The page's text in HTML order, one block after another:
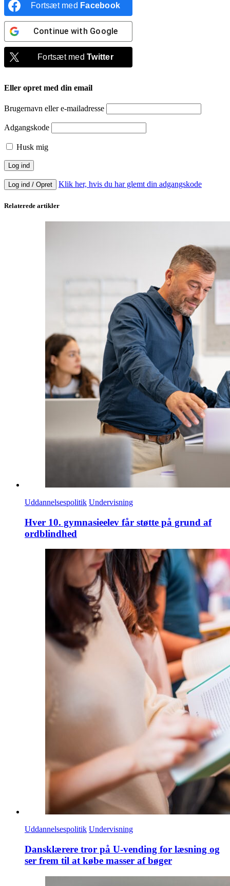
Fortsæt med Facebook
Continue with Google
Fortsæt medTwitter
Eller opret med din email
Brugernavn eller e-mailadresse
Adgangskode
Husk mig
Log ind / Opret Klik her, hvis du har glemt din adgangskode
Relaterede artikler
Uddannelsespolitik Undervisning
Hver 10. gymnasieelev får støtte på grund af
ordblindhed
Uddannelsespolitik Undervisning
Dansklærere tror på U-vending for læsning og
ser frem til at købe masser af bøger